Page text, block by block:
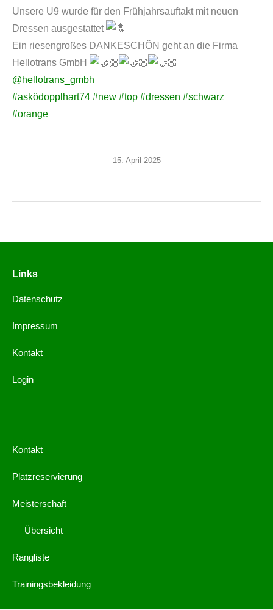
Unsere U9 wurde für den Frühjahrsauftakt mit neuen
Dressen ausgestattet
Ein riesengroßes DANKESCHÖN geht an die Firma
Hellotrans GmbH
@hellotrans_gmbh
#asködopplhart74 #new #top #dressen #schwarz
#orange
15. April 2025
Links
Datenschutz
Impressum
Kontakt
Login
Kontakt
Platzreservierung
Meisterschaft
Übersicht
Rangliste
Trainingsbekleidung